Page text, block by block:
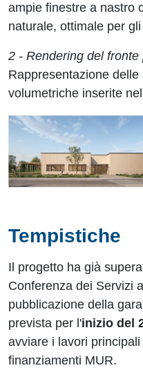
ampie finestre a nastro
naturale, ottimale per
2 - Rendering del fronte
Rappresentazione
volumetriche inserite
Tempistiche
Il progetto ha già
Conferenza dei Servizi
pubblicazione della
prevista per l'inizio del
avviare i lavori
finanziamenti MUR.